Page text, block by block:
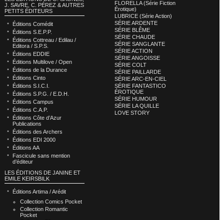
J. SAVRE, C. PÉREZ & AUTRES
PETITS ÉDITEURS
Éditions Comédit
Éditions S.E.P.P.
Éditions Cottreau / Edilau /
Editora / S.P.S.
Éditions EDDIE
Éditions Multilove / Open
Éditions de la Durance
Éditions Cinto
Éditions S.I.C.I.
Éditions S.P.G. / E.D.H.
Éditions Campus
Éditions C.A.P.
Éditions Côte d’Azur
Publications
Éditions des Archers
Éditions EDI 2000
Éditions AA
Fascicule sans mention
d’éditeur
LES ÉDITIONS DE JANINE ET
EMILE KEIRSBILK
Éditions Artima / Arédit
Collection Comics Pocket
Collection Romantic
Pocket
FLORELLA (Série Fiction
Érotique)
LUBRICE (Série Action)
SÉRIE ARDENTE
SÉRIE BLÊME
SÉRIE CHAUDE
SÉRIE SANGLANTE
SÉRIE ACTION
SÉRIE ANGOISSE
SÉRIE COLT
SÉRIE PAILLARDE
SÉRIE ARC-EN-CIEL
SÉRIE FANTASTICO
ÉROTIQUE
SÉRIE HUMOUR
SÉRIE LA QUILLE
LOVE STORY